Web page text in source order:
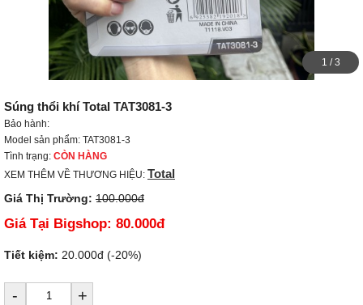
1 /3
Súng thổi khí Total TAT3081-3
Bảo hành:
Model sản phẩm: TAT3081-3
Tình trạng: CÒN HÀNG
XEM THÊM VỀ THƯƠNG HIỆU: Total
Giá Thị Trường: 100.000đ
Giá Tại Bigshop: 80.000đ
Tiết kiệm: 20.000đ (-20%)
- +